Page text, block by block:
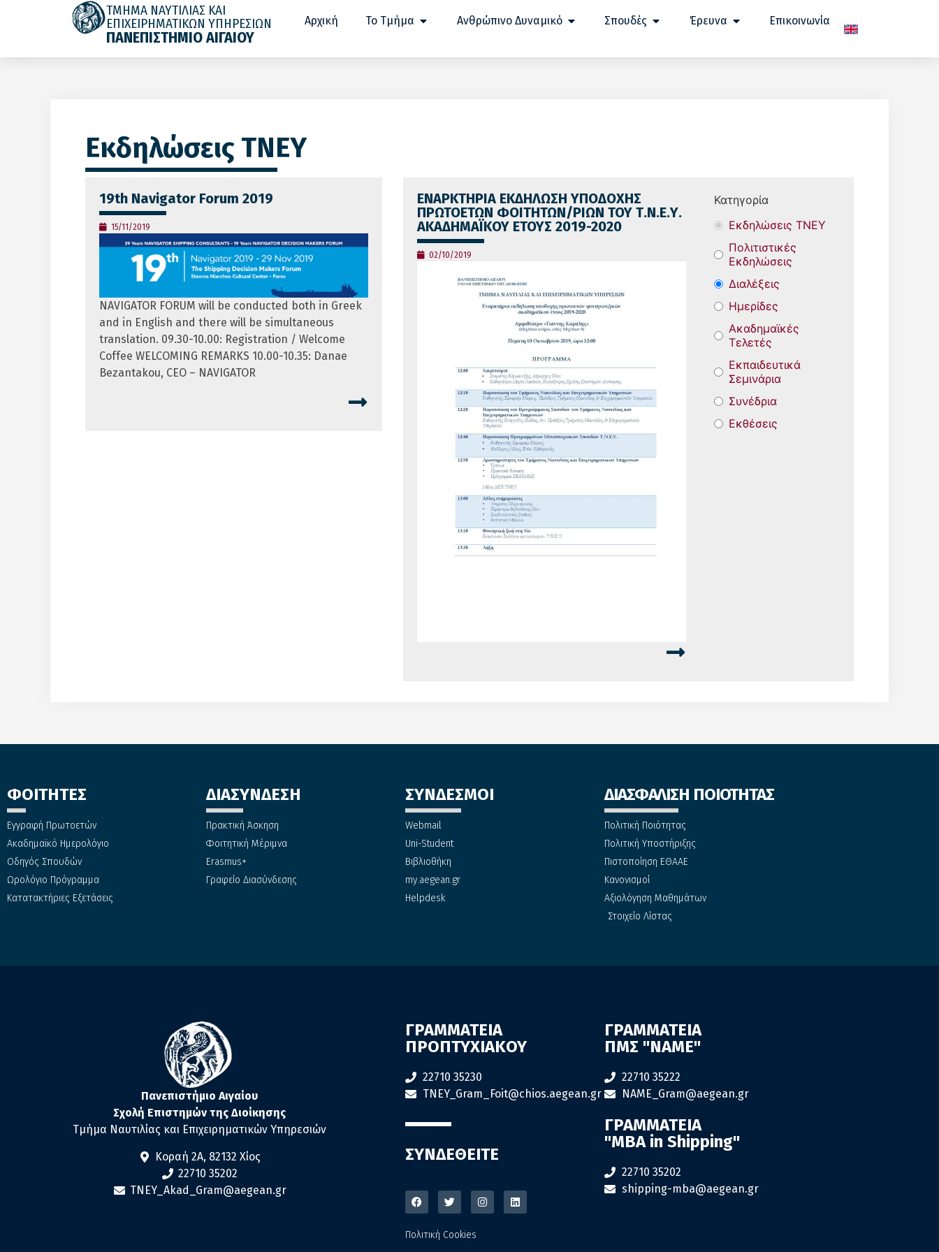
ΤΜΗΜΑ ΝΑΥΤΙΛΙΑΣ ΚΑΙ
ΕΠΙΧΕΙΡΗΜΑΤΙΚΩΝ ΥΠΗΡΕΣΙΩΝ
ΠΑΝΕΠΙΣΤΗΜΙΟ ΑΙΓΑΙΟΥ
Αρχική Το Τμήμα Ανθρώπινο Δυναμικό Σπουδές Έρευνα Επικοινωνία
Εκδηλώσεις ΤΝΕΥ
19th Navigator Forum 2019
15/11/2019
NAVIGATOR FORUM will be conducted both in Greek
and in English and there will be simultaneous
translation. 09.30-10.00: Registration / Welcome
Coffee WELCOMING REMARKS 10.00-10.35: Danae
Bezantakou, CEO – NAVIGATOR
ΕΝΑΡΚΤΗΡΙΑ ΕΚΔΗΛΩΣΗ ΥΠΟΔΟΧΗΣ
ΠΡΩΤΟΕΤΩΝ ΦΟΙΤΗΤΩΝ/ΡΙΩΝ ΤΟΥ Τ.Ν.Ε.Υ.
ΑΚΑΔΗΜΑΪΚΟΥ ΕΤΟΥΣ 2019-2020
02/10/2019
Κατηγορία
Εκδηλώσεις ΤΝΕΥ
Πολιτιστικές
Εκδηλώσεις
Διαλέξεις
Ημερίδες
Ακαδημαϊκές
Τελετές
Εκπαιδευτικά
Σεμινάρια
Συνέδρια
Εκθέσεις
ΦΟΙΤΗΤΕΣ
Εγγραφή Πρωτοετών
Ακαδημαϊκό Ημερολόγιο
Οδηγός Σπουδών
Ωρολόγιο Πρόγραμμα
Κατατακτήριες Εξετάσεις
ΔΙΑΣΥΝΔΕΣΗ
Πρακτική Άσκηση
Φοιτητική Μέριμνα
Erasmus+
Γραφείο Διασύνδεσης
ΣΥΝΔΕΣΜΟΙ
Webmail
Uni-Student
Βιβλιοθήκη
my.aegean.gr
Helpdesk
ΔΙΑΣΦΑΛΙΣΗ ΠΟΙΟΤΗΤΑΣ
Πολιτική Ποιότητας
Πολιτική Υποστήριξης
Πιστοποίηση ΕΘΑΑΕ
Κανονισμοί
Αξιολόγηση Μαθημάτων
Στοιχείο Λίστας
Πανεπιστήμιο Αιγαίου
Σχολή Επιστημών της Διοίκησης
Τμήμα Ναυτιλίας και Επιχειρηματικών Υπηρεσιών
Κοραή 2Α, 82132 Χίος
22710 35202
TNEY_Akad_Gram@aegean.gr
ΓΡΑΜΜΑΤΕΙΑ
ΠΡΟΠΤΥΧΙΑΚΟΥ
22710 35230
TNEY_Gram_Foit@chios.aegean.gr
ΣΥΝΔΕΘΕΙΤΕ
Πολιτική Cookies
ΓΡΑΜΜΑΤΕΙΑ
ΠΜΣ "ΝΑΜΕ"
22710 35222
NAME_Gram@aegean.gr
ΓΡΑΜΜΑΤΕΙΑ
"MBA in Shipping"
22710 35202
shipping-mba@aegean.gr